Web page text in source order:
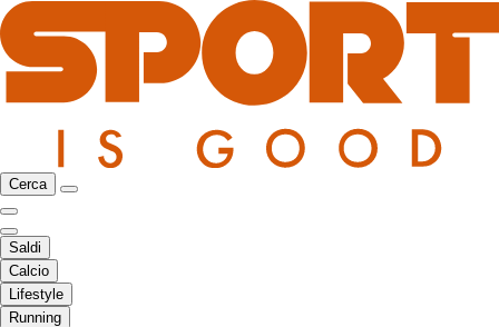
Cerca
Saldi
Calcio
Lifestyle
Running